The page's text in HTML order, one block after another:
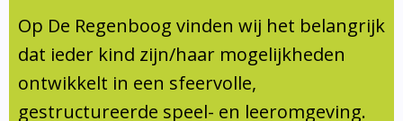
KomKids
Schoolvakanties
Ouderraad
Contact
Samenwerkingen
Op De Regenboog vinden wij het belangrijk
dat ieder kind zijn/haar mogelijkheden
ontwikkelt in een sfeervolle,
gestructureerde speel- en leeromgeving.